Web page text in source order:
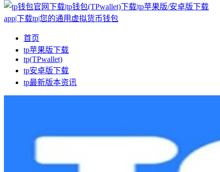
首页
tp苹果版下载
tp(TPwallet)
tp安卓版下载
tp最新版本资讯